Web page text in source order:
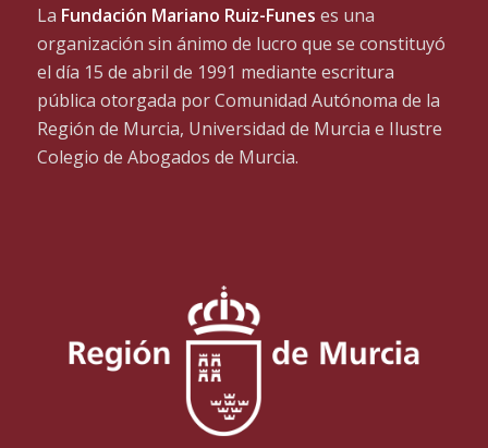
La Fundación Mariano Ruiz-Funes es una
organización sin ánimo de lucro que se constituyó
el día 15 de abril de 1991 mediante escritura
pública otorgada por Comunidad Autónoma de la
Región de Murcia, Universidad de Murcia e Ilustre
Colegio de Abogados de Murcia.